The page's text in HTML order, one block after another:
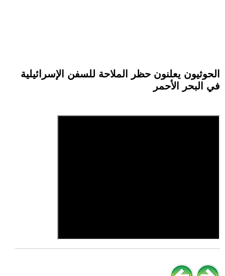
الحوثيون يعلنون حظر الملاحة للسفن الإسرائيلية
في البحر الأحمر